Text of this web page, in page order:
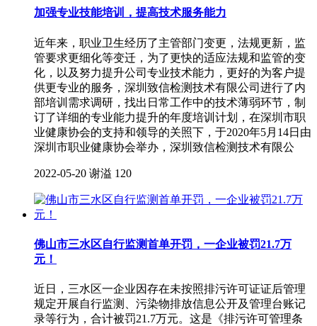
加强专业技能培训，提高技术服务能力
近年来，职业卫生经历了主管部门变更，法规更新，监
管要求更细化等变迁，为了更快的适应法规和监管的变
化，以及努力提升公司专业技术能力，更好的为客户提
供更专业的服务，深圳致信检测技术有限公司进行了内
部培训需求调研，找出日常工作中的技术薄弱环节，制
订了详细的专业能力提升的年度培训计划，在深圳市职
业健康协会的支持和领导的关照下，于2020年5月14日由
深圳市职业健康协会举办，深圳致信检测技术有限公
2022-05-20 谢溢 120
佛山市三水区自行监测首单开罚，一企业被罚21.7万
元！
近日，三水区一企业因存在未按照排污许可证证后管理
规定开展自行监测、污染物排放信息公开及管理台账记
录等行为，合计被罚21.7万元。这是《排污许可管理条